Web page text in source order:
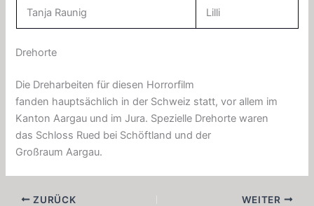
Tanja Raunig Lilli
Drehorte
Die Dreharbeiten für diesen Horrorfilm
fanden hauptsächlich in der Schweiz statt, vor allem im
Kanton Aargau und im Jura. Spezielle Drehorte waren
das Schloss Rued bei Schöftland und der
Großraum Aargau.
ZURÜCK WEITER